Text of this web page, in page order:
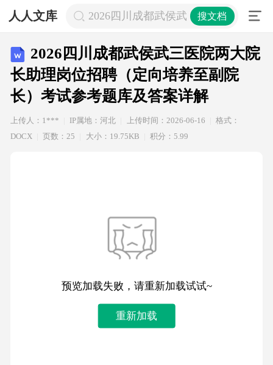
人人文库 2026四川成都武侯武三医院两大院长
搜文档
2026四川成都武侯武三医院两大院
长助理岗位招聘（定向培养至副院
长）考试参考题库及答案详解
上传人：1*** IP属地：河北 上传时间：2026-06-16
格式：
DOCX
页数：25 大小：19.75KB 积分：5.99
预览加载失败，请重新加载试试~
重新加载